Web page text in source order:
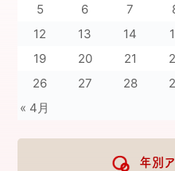
« 4月
5
6 7
12
13 14
19
20 21
26
27 28
年別